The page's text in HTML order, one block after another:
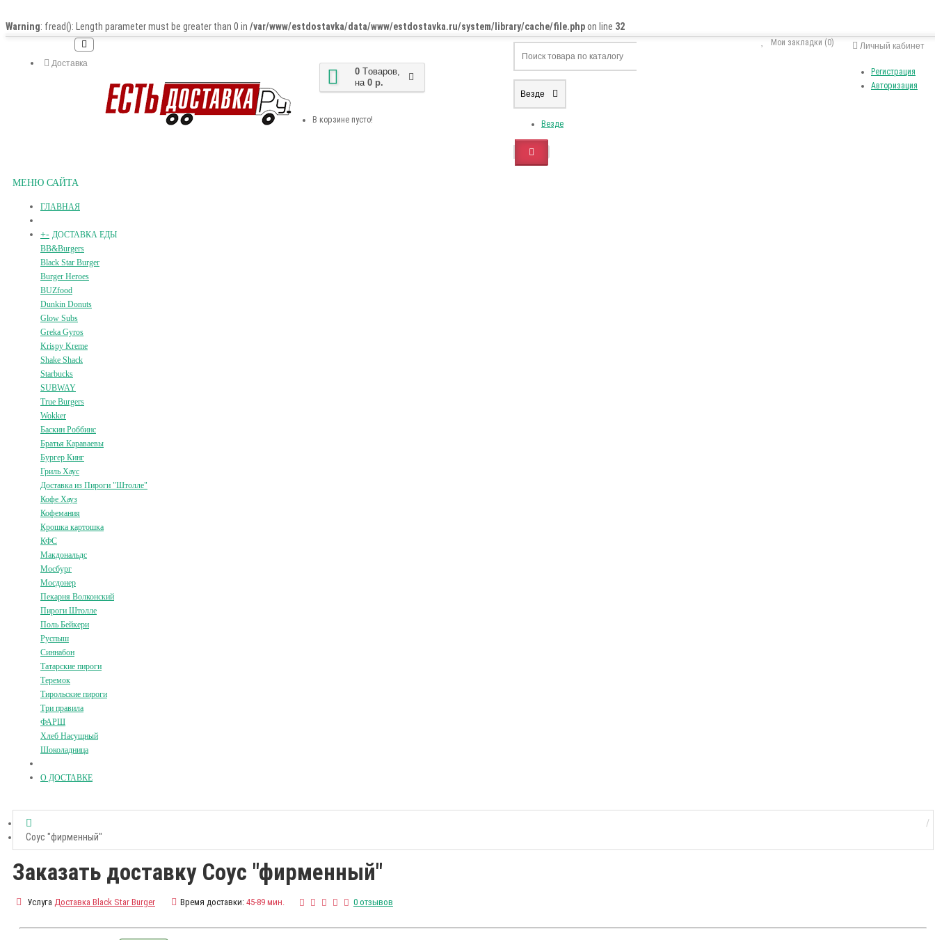
Warning: fread(): Length parameter must be greater than 0 in /var/www/estdostavka/data/www/estdostavka.ru/system/library/cache/file.phpon line 32
Доставка
Личный кабинет
Регистрация
Авторизация
Мои закладки (0)
0 Tоваров,
на 0 р.
В корзине пусто!
Везде
Везде
МЕНЮ САЙТА
ГЛАВНАЯ
+- ДОСТАВКА ЕДЫ
BB&Burgers
Black Star Burger
Burger Heroes
BUZfood
Dunkin Donuts
Glow Subs
Greka Gyros
Krispy Kreme
Shake Shack
Starbucks
SUBWAY
True Burgers
Wokker
Баскин Роббинс
Братья Караваевы
Бургер Кинг
Гриль Хаус
Доставка из Пироги "Штолле"
Кофе Хауз
Кофемания
Крошка картошка
КФС
Макдональдс
Мосбург
Мосдонер
Пекарня Волконский
Пироги Штолле
Поль Бейкери
Руспыш
Синнабон
Татарские пироги
Теремок
Тирольские пироги
Три правила
ФАРШ
Хлеб Насущный
Шоколадница
О ДОСТАВКЕ
Соус "фирменный"
Заказать доставку Соус "фирменный"
Услуга Доставка Black Star Burger Время доставки: 45-89 мин. 0 отзывов